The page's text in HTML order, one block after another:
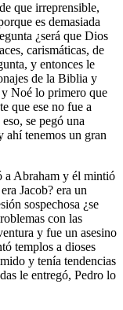
que irreprensible,
es demasiada
¿será que Dios
carismáticas, de
y entonces le
de la Biblia y
y Noé lo primero que
que ese no fue a
se pegó una
ahí tenemos un gran
a Abraham y él mintió
Jacob? era un
sospechosa ¿se
con las
y fue un asesino
templos a dioses
y tenía tendencias
le entregó, Pedro lo